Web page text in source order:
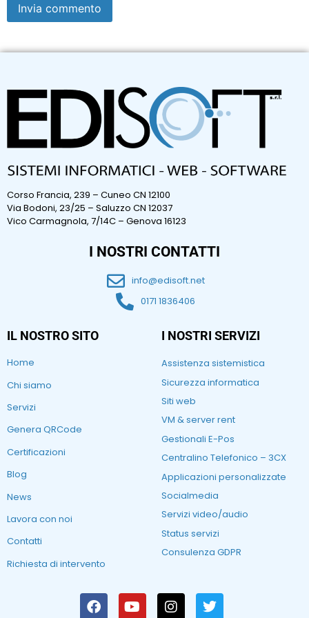
Corso Francia, 239 – Cuneo CN 12100
Via Bodoni, 23/25 – Saluzzo CN 12037
Vico Carmagnola, 7/14C – Genova 16123
I NOSTRI CONTATTI
info@edisoft.net
0171 1836406
IL NOSTRO SITO
Home
Chi siamo
Servizi
Genera QRCode
Certificazioni
Blog
News
Lavora con noi
Contatti
Richiesta di intervento
I NOSTRI SERVIZI
Assistenza sistemistica
Sicurezza informatica
Siti web
VM & server rent
Gestionali E-Pos
Centralino Telefonico – 3CX
Applicazioni personalizzate
Socialmedia
Servizi video/audio
Status servizi
Consulenza GDPR